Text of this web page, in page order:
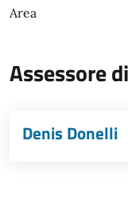
Area
Assessore
Denis Donelli